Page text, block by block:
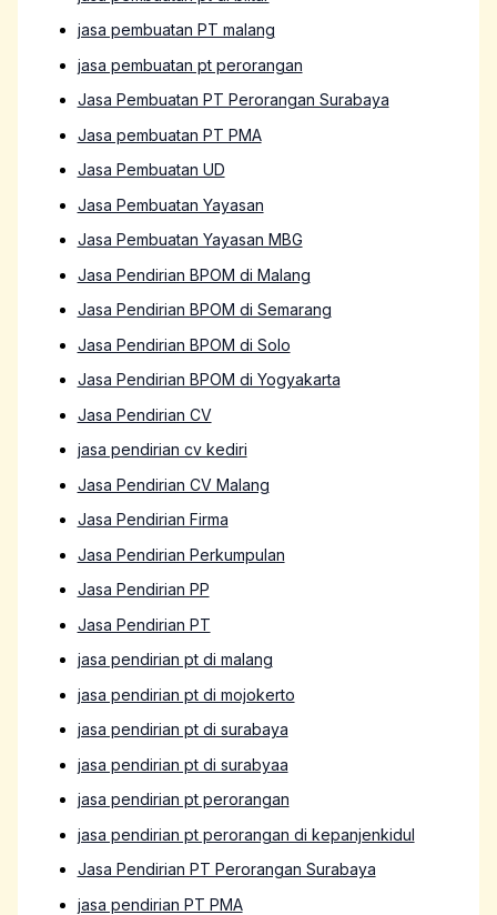
jasa pembuatan PT malang
jasa pembuatan pt perorangan
Jasa Pembuatan PT Perorangan Surabaya
Jasa pembuatan PT PMA
Jasa Pembuatan UD
Jasa Pembuatan Yayasan
Jasa Pembuatan Yayasan MBG
Jasa Pendirian BPOM di Malang
Jasa Pendirian BPOM di Semarang
Jasa Pendirian BPOM di Solo
Jasa Pendirian BPOM di Yogyakarta
Jasa Pendirian CV
jasa pendirian cv kediri
Jasa Pendirian CV Malang
Jasa Pendirian Firma
Jasa Pendirian Perkumpulan
Jasa Pendirian PP
Jasa Pendirian PT
jasa pendirian pt di malang
jasa pendirian pt di mojokerto
jasa pendirian pt di surabaya
jasa pendirian pt di surabyaa
jasa pendirian pt perorangan
jasa pendirian pt perorangan di kepanjenkidul
Jasa Pendirian PT Perorangan Surabaya
jasa pendirian PT PMA